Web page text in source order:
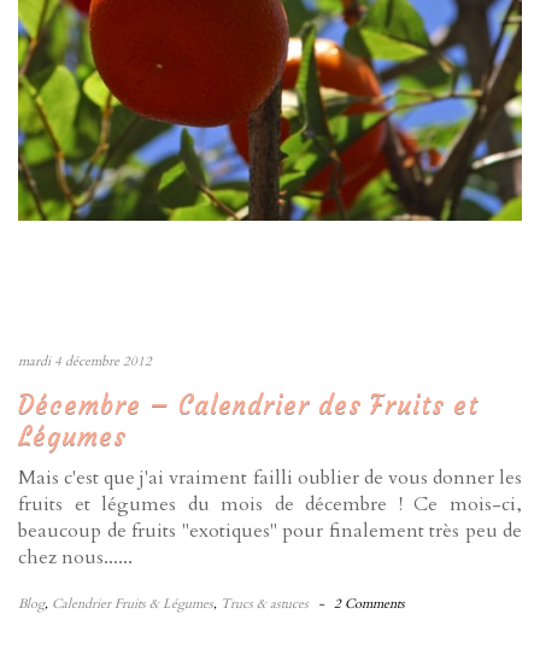
mardi 4 décembre 2012
Décembre – Calendrier des Fruits et
Légumes
Mais c'est que j'ai vraiment failli oublier de vous donner les
fruits et légumes du mois de décembre ! Ce mois-ci,
beaucoup de fruits "exotiques" pour finalement très peu de
chez nous......
Blog, Calendrier Fruits & Légumes, Trucs & astuces - 2 Comments